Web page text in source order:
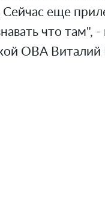
еще
что там",
ОВА